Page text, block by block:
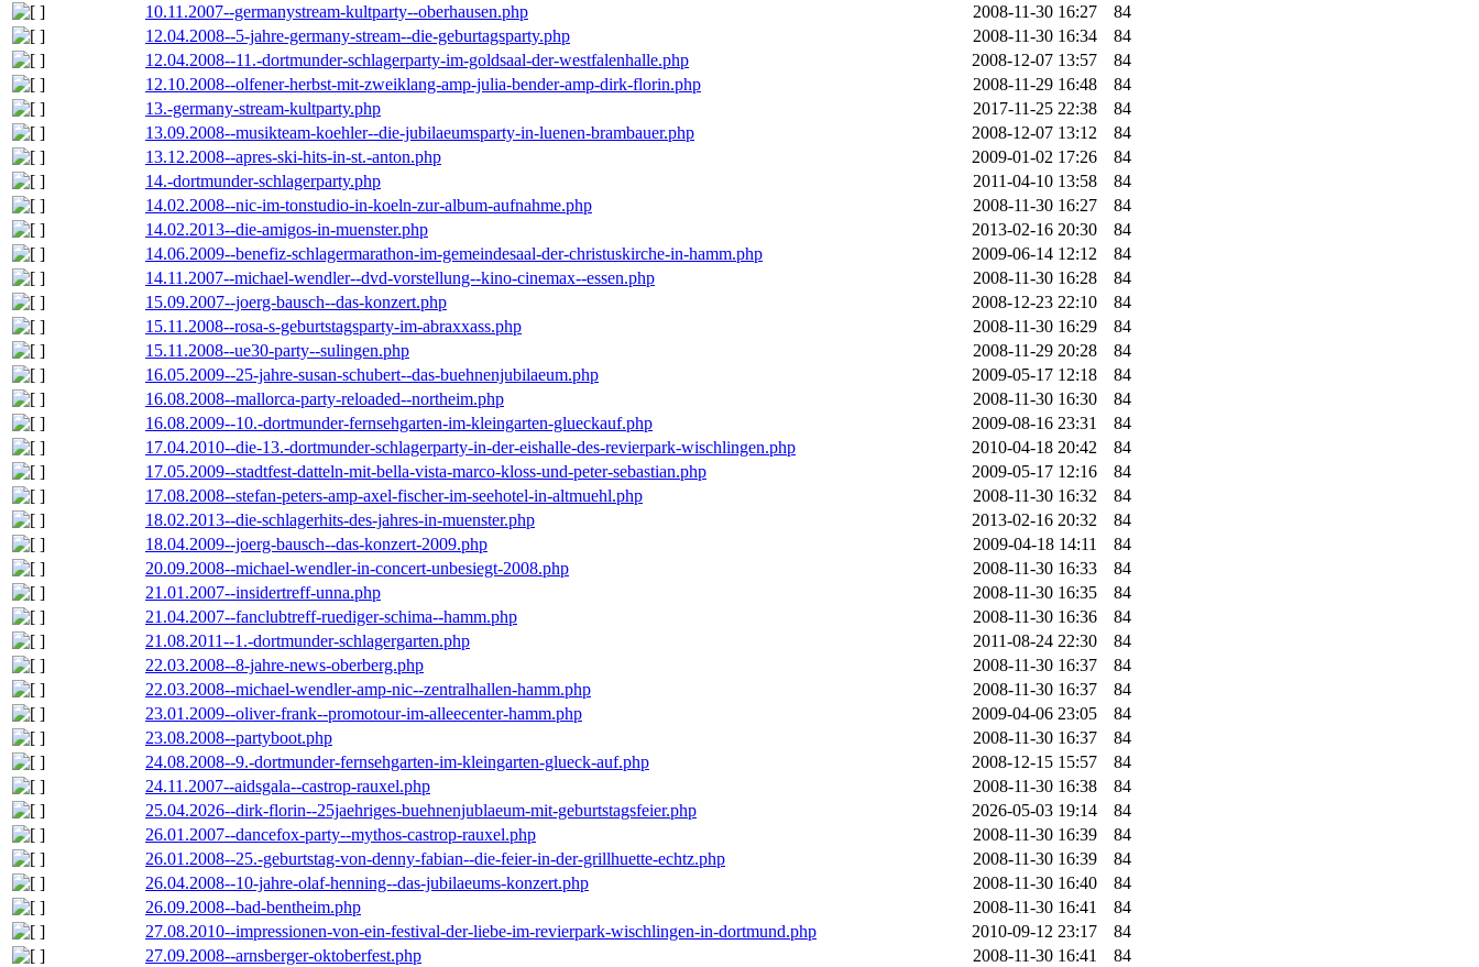
10.11.2007--germanystream-kultparty--oberhausen.php
2008-11-30 16:27
84
12.04.2008--5-jahre-germany-stream--die-geburtagsparty.php
2008-11-30 16:34
84
12.04.2008--11.-dortmunder-schlagerparty-im-goldsaal-der-westfalenhalle.php
2008-12-07 13:57
84
12.10.2008--olfener-herbst-mit-zweiklang-amp-julia-bender-amp-dirk-florin.php
2008-11-29 16:48
84
13.-germany-stream-kultparty.php
2017-11-25 22:38
84
13.09.2008--musikteam-koehler--die-jubilaeumsparty-in-luenen-brambauer.php
2008-12-07 13:12
84
13.12.2008--apres-ski-hits-in-st.-anton.php
2009-01-02 17:26
84
14.-dortmunder-schlagerparty.php
2011-04-10 13:58
84
14.02.2008--nic-im-tonstudio-in-koeln-zur-album-aufnahme.php
2008-11-30 16:27
84
14.02.2013--die-amigos-in-muenster.php
2013-02-16 20:30
84
14.06.2009--benefiz-schlagermarathon-im-gemeindesaal-der-christuskirche-in-hamm.php
2009-06-14 12:12
84
14.11.2007--michael-wendler--dvd-vorstellung--kino-cinemax--essen.php
2008-11-30 16:28
84
15.09.2007--joerg-bausch--das-konzert.php
2008-12-23 22:10
84
15.11.2008--rosa-s-geburtstagsparty-im-abraxxass.php
2008-11-30 16:29
84
15.11.2008--ue30-party--sulingen.php
2008-11-29 20:28
84
16.05.2009--25-jahre-susan-schubert--das-buehnenjubilaeum.php
2009-05-17 12:18
84
16.08.2008--mallorca-party-reloaded--northeim.php
2008-11-30 16:30
84
16.08.2009--10.-dortmunder-fernsehgarten-im-kleingarten-glueckauf.php
2009-08-16 23:31
84
17.04.2010--die-13.-dortmunder-schlagerparty-in-der-eishalle-des-revierpark-wischlingen.php
2010-04-18 20:42
84
17.05.2009--stadtfest-datteln-mit-bella-vista-marco-kloss-und-peter-sebastian.php
2009-05-17 12:16
84
17.08.2008--stefan-peters-amp-axel-fischer-im-seehotel-in-altmuehl.php
2008-11-30 16:32
84
18.02.2013--die-schlagerhits-des-jahres-in-muenster.php
2013-02-16 20:32
84
18.04.2009--joerg-bausch--das-konzert-2009.php
2009-04-18 14:11
84
20.09.2008--michael-wendler-in-concert-unbesiegt-2008.php
2008-11-30 16:33
84
21.01.2007--insidertreff-unna.php
2008-11-30 16:35
84
21.04.2007--fanclubtreff-ruediger-schima--hamm.php
2008-11-30 16:36
84
21.08.2011--1.-dortmunder-schlagergarten.php
2011-08-24 22:30
84
22.03.2008--8-jahre-news-oberberg.php
2008-11-30 16:37
84
22.03.2008--michael-wendler-amp-nic--zentralhallen-hamm.php
2008-11-30 16:37
84
23.01.2009--oliver-frank--promotour-im-alleecenter-hamm.php
2009-04-06 23:05
84
23.08.2008--partyboot.php
2008-11-30 16:37
84
24.08.2008--9.-dortmunder-fernsehgarten-im-kleingarten-glueck-auf.php
2008-12-15 15:57
84
24.11.2007--aidsgala--castrop-rauxel.php
2008-11-30 16:38
84
25.04.2026--dirk-florin--25jaehriges-buehnenjublaeum-mit-geburtstagsfeier.php
2026-05-03 19:14
84
26.01.2007--dancefox-party--mythos-castrop-rauxel.php
2008-11-30 16:39
84
26.01.2008--25.-geburtstag-von-denny-fabian--die-feier-in-der-grillhuette-echtz.php
2008-11-30 16:39
84
26.04.2008--10-jahre-olaf-henning--das-jubilaeums-konzert.php
2008-11-30 16:40
84
26.09.2008--bad-bentheim.php
2008-11-30 16:41
84
27.08.2010--impressionen-von-ein-festival-der-liebe-im-revierpark-wischlingen-in-dortmund.php
2010-09-12 23:17
84
27.09.2008--arnsberger-oktoberfest.php
2008-11-30 16:41
84